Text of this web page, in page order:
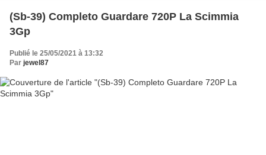
(Sb-39) Completo Guardare 720P La Scimmia
3Gp
Publié le 25/05/2021 à 13:32
Par jewel87